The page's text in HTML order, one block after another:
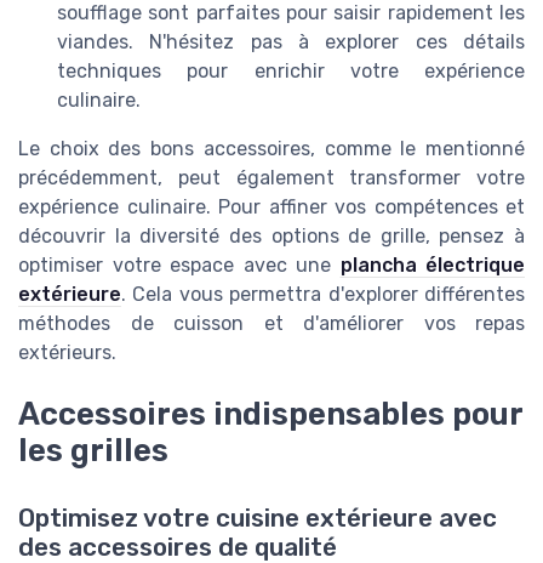
soufflage sont parfaites pour saisir rapidement les
viandes. N'hésitez pas à explorer ces détails
techniques pour enrichir votre expérience
culinaire.
Le choix des bons accessoires, comme le mentionné
précédemment, peut également transformer votre
expérience culinaire. Pour affiner vos compétences et
découvrir la diversité des options de grille, pensez à
optimiser votre espace avec une plancha électrique
extérieure. Cela vous permettra d'explorer différentes
méthodes de cuisson et d'améliorer vos repas
extérieurs.
Accessoires indispensables pour
les grilles
Optimisez votre cuisine extérieure avec
des accessoires de qualité